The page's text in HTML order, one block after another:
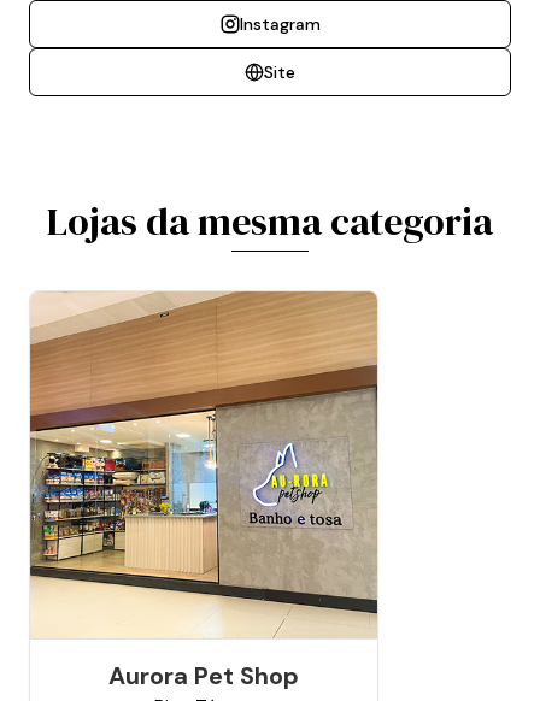
Instagram
Site
Lojas da mesma categoria
Aurora Pet Shop